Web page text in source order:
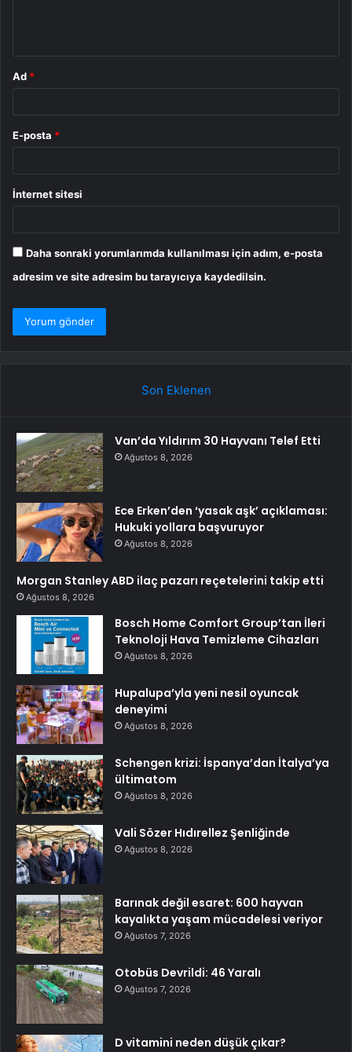
Ad *
E-posta *
İnternet sitesi
Daha sonraki yorumlarımda kullanılması için adım, e-posta
adresim ve site adresim bu tarayıcıya kaydedilsin.
Son Eklenen
Van’da Yıldırım 30 Hayvanı Telef Etti
Ağustos 8, 2026
Ece Erken’den ‘yasak aşk’ açıklaması:
Hukuki yollara başvuruyor
Ağustos 8, 2026
Morgan Stanley ABD ilaç pazarı reçetelerini takip etti
Ağustos 8, 2026
Bosch Home Comfort Group’tan İleri
Teknoloji Hava Temizleme Cihazları
Ağustos 8, 2026
Hupalupa’yla yeni nesil oyuncak
deneyimi
Ağustos 8, 2026
Schengen krizi: İspanya’dan İtalya’ya
ültimatom
Ağustos 8, 2026
Vali Sözer Hıdırellez Şenliğinde
Ağustos 8, 2026
Barınak değil esaret: 600 hayvan
kayalıkta yaşam mücadelesi veriyor
Ağustos 7, 2026
Otobüs Devrildi: 46 Yaralı
Ağustos 7, 2026
D vitamini neden düşük çıkar?